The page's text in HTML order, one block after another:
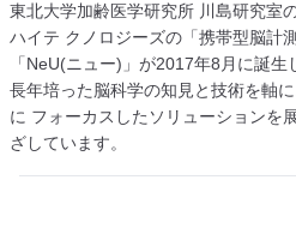
東北大学加齢医学研究所 川島研究室
ハイテ クノロジーズの「携帯型脳計
「NeU(ニュー)」が2017年8月に誕生
長年培った脳科学の知見と技術を軸
に フォーカスしたソリューションを
ざしています。